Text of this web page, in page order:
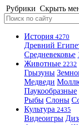
Рубрики Скрыть
История 4270
Древний
Средневековье
Животные 2232
Грызуны
Медведи
Паукообразные
Рыбы Слоны
Культура 2435
Видеоигры